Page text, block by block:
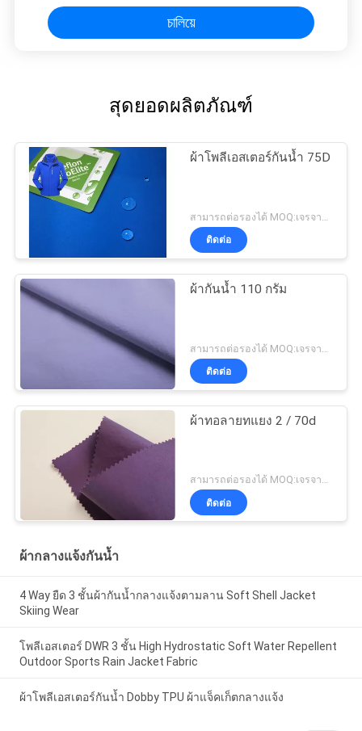
চালিয়ে
สุดยอดผลิตภัณฑ์
ผ้าโพลีเอสเตอร์กันน้ำ 75D
ติดต่อ
ผ้ากันน้ำ 110 กรัม
ติดต่อ
ผ้าทอลายทแยง 2 / 70d
สามารถต่อรองได้ MOQ:เจรจาต่อรอง
ติดต่อ
ผ้ากลางแจ้งกันน้ำ
4 Way ยืด 3 ชั้นผ้ากันน้ำกลางแจ้งตามลาน Soft Shell Jacket
Skiing Wear
โพลีเอสเตอร์ DWR 3 ชั้น High Hydrostatic Soft Water Repellent
Outdoor Sports Rain Jacket Fabric
ผ้าโพลีเอสเตอร์กันน้ำ Dobby TPU ผ้าแจ็คเก็ตกลางแจ้ง